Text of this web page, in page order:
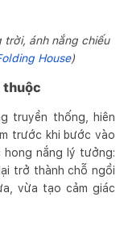
ánh nắng chiếu
House)
thuộc
truyền thống, hiên
trước khi bước vào
hong nắng lý tưởng:
trở thành chỗ ngồi
vừa tạo cảm giác